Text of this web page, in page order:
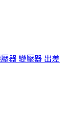
器 變壓器 出差